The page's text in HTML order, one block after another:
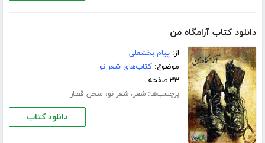
دانلود کتاب آرامگاه من
از:پیام بخشعلی
موضوع:کتاب‌های شعر نو
۳۳ صفحه
برچسب‌ها:شعر،شعر نو، سخن قصار
دانلود کتاب